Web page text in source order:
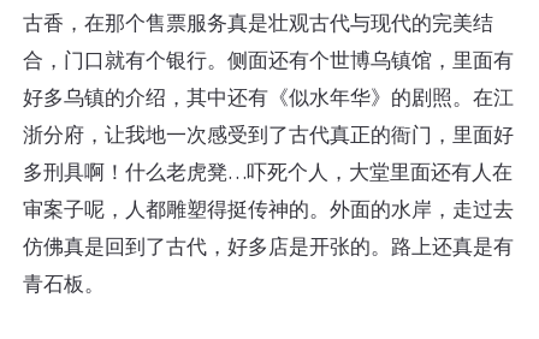
古香，在那个售票服务真是壮观古代与现代的完美结
合，门口就有个银行。侧面还有个世博乌镇馆，里面有
好多乌镇的介绍，其中还有《似水年华》的剧照。在江
浙分府，让我地一次感受到了古代真正的衙门，里面好
多刑具啊！什么老虎凳…吓死个人，大堂里面还有人在
审案子呢，人都雕塑得挺传神的。外面的水岸，走过去
仿佛真是回到了古代，好多店是开张的。路上还真是有
青石板。